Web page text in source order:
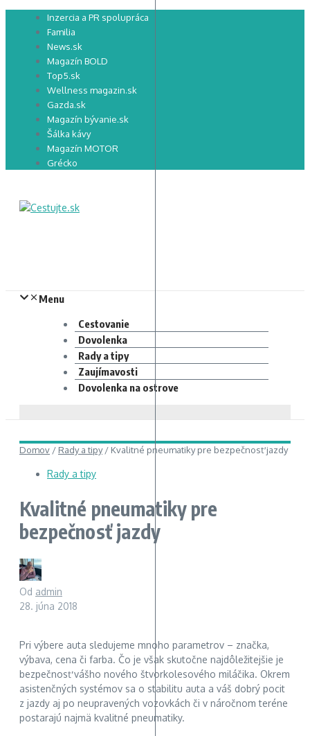
Preskočiť Inzercia a PR spolupráca
Familia
News.sk
Magazín BOLD
Top5.sk
Wellness magazin.sk
Gazda.sk
Magazín bývanie.sk
Šálka kávy
Magazín MOTOR
Grécko
Menu
Cestovanie
Dovolenka
Rady a tipy
Zaujímavosti
Dovolenka na ostrove
Domov / Rady a tipy/ Kvalitné pneumatiky pre bezpečnosť jazdy
Rady a tipy
Kvalitné pneumatiky pre
bezpečnosť jazdy
Od admin
28. júna 2018
Pri výbere auta sledujeme mnoho parametrov – značka,
výbava, cena či farba. Čo je však skutočne najdôležitejšie je
bezpečnosť vášho nového štvorkolesového miláčika. Okrem
asistenčných systémov sa o stabilitu auta a váš dobrý pocit
z jazdy aj po neupravených vozovkách či v náročnom teréne
postarajú najmä kvalitné pneumatiky.